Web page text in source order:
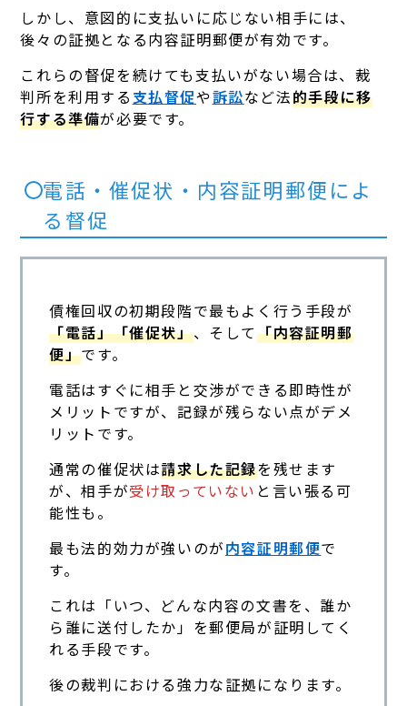
しかし、意図的に支払いに応じない相手には、
後々の証拠となる内容証明郵便が有効です。
これらの督促を続けても支払いがない場合は、裁
判所を利用する支払督促や訴訟など法的手段に移
行する準備が必要です。
電話・催促状・内容証明郵便によ
る督促
債権回収の初期段階で最もよく行う手段が
「電話」「催促状」、そして「内容証明郵
便」です。
電話はすぐに相手と交渉ができる即時性が
メリットですが、記録が残らない点がデメ
リットです。
通常の催促状は請求した記録を残せます
が、相手が受け取っていない と言い張る可
能性も。
最も法的効力が強いのが内容証明郵便で
す。
これは「いつ、どんな内容の文書を、誰か
ら誰に送付したか」を郵便局が証明してく
れる手段です。
後の裁判における強力な証拠になります。